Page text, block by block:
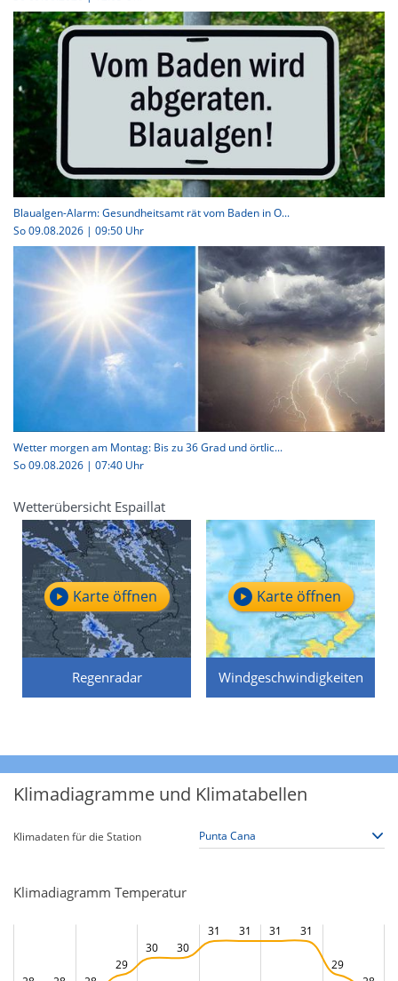
Blaualgen-Alarm: Gesundheitsamt rät vom Baden in O...
So 09.08.2026 | 09:50 Uhr
Wetter morgen am Montag: Bis zu 36 Grad und örtlic...
So 09.08.2026 | 07:40 Uhr
Wetterübersicht Espaillat
Regenradar
Karte öffnen
Windgeschwindigkeiten
Karte öffnen
Klimadiagramme und Klimatabellen
Klimadaten für die Station
Klimadiagramm Temperatur
29
30 30
31 31 31 31
29